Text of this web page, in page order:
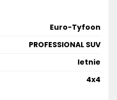
Euro-Tyfoon
PROFESSIONAL SUV
letnie
4x4